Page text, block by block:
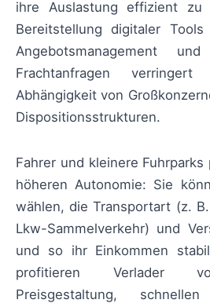
ihre Auslastung effizient zu
Bereitstellung digitaler
Angebotsmanagement
Frachtanfragen
Abhängigkeit von
Dispositionsstrukturen.
Fahrer und kleinere
höheren Autonomie: Sie
wählen, die Transportart (z.
Lkw-Sammelverkehr) und
und so ihr Einkommen
profitieren Verlader
Preisgestaltung,